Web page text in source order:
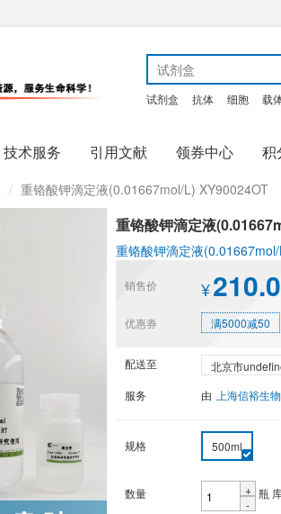
试剂盒 抗体 细胞 载
技术服务 引用文献 领券中心 积
重铬酸钾滴定液(0.01667mol/L) XY90024OT
重铬酸钾滴定液
重铬酸钾滴定液
销售价 ¥
优惠券 满5000减50
配送至 北京市
服务 由 上海信裕生物
规格 500ml
数量
+
-
瓶